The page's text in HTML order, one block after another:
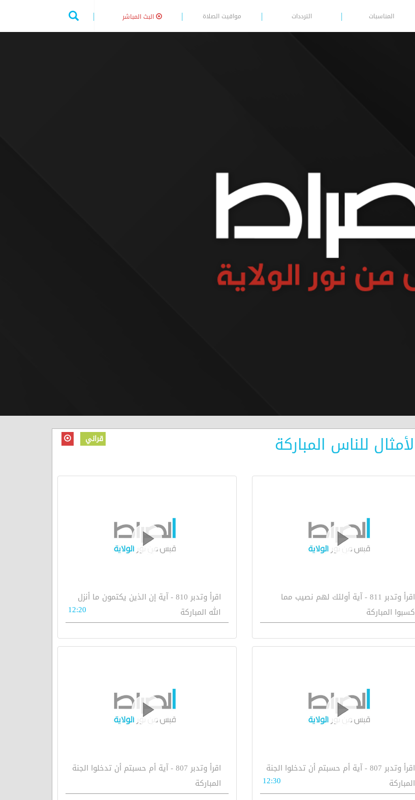
المناسبات الترددات مواقيت الصلاة البث المباشر
قراني
اقرأ وتدبر 811 - آية أولئك لهم نصيب مما
كسبوا المباركة
اقرأ وتدبر 810 - آية إن الذين يكتمون ما أنزل
الله المباركة
12:20
اقرأ وتدبر 807 - آية أم حسبتم أن تدخلوا الجنة
المباركة
12:30
اقرأ وتدبر 807 - آية أم حسبتم أن تدخلوا الجنة
المباركة